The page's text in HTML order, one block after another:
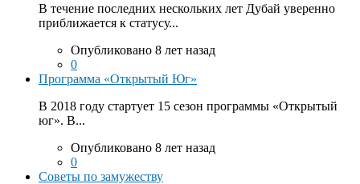
В течение последних нескольких лет Дубай уверенно
приближается к статусу...
Опубликовано 8 лет назад
0
Программа «Открытый Юг»
В 2018 году стартует 15 сезон программы «Открытый
юг». В...
Опубликовано 8 лет назад
0
Советы по замужеству